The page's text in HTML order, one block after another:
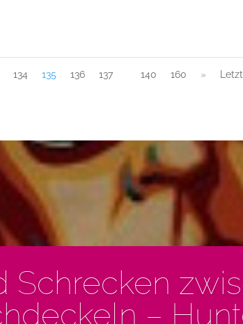
134 135 136 137 140 160 »
Schrecken
–